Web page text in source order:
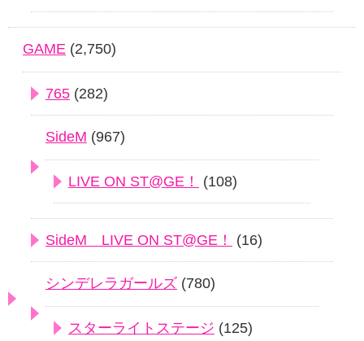
GAME (2,750)
765 (282)
SideM (967)
LIVE ON ST@GE！ (108)
SideM LIVE ON ST@GE！ (16)
シンデレラガールズ (780)
スターライトステージ (125)